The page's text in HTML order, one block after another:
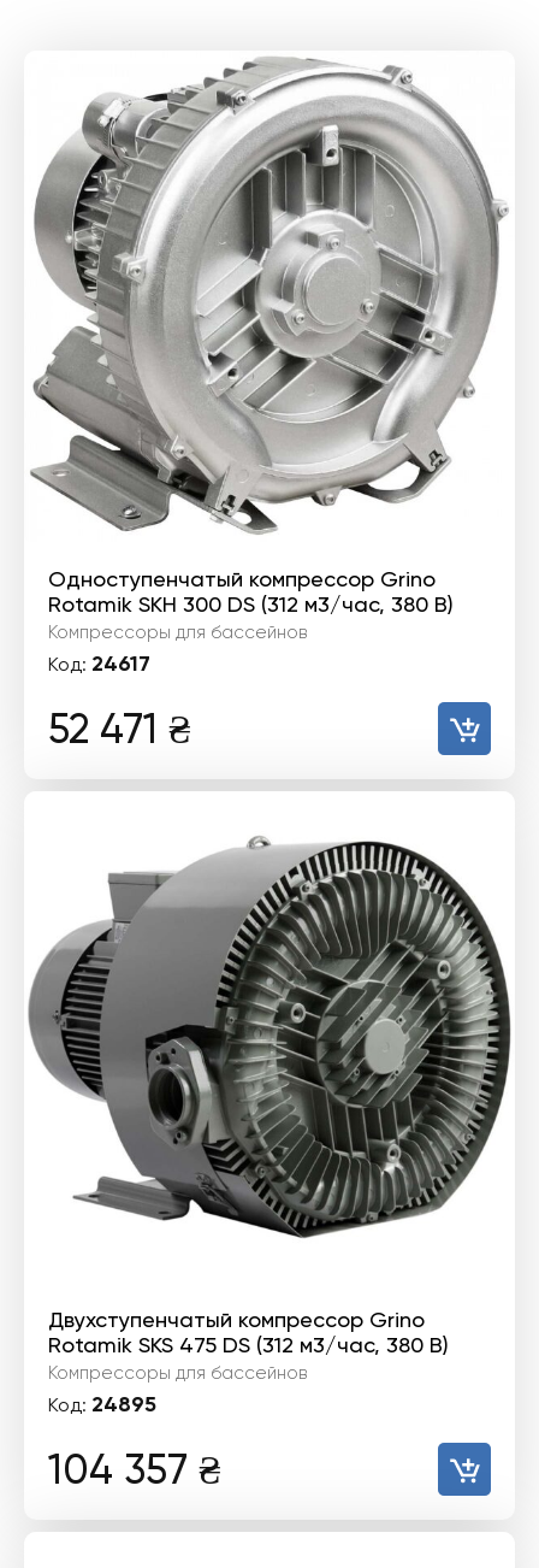
Одноступенчатый компрессор Grino
Rotamik SKH 300 DS (312 м3/час, 380 В)
Компрессоры для бассейнов
Код: 24617
52 471 ₴
Двухступенчатый компрессор Grino
Rotamik SKS 475 DS (312 м3/час, 380 В)
Компрессоры для бассейнов
Код: 24895
104 357 ₴